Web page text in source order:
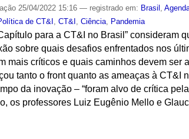
25/04/2022 15:16— registrado em: Brasil ,
de CT&I ,CT&I ,Ciência Pandemia
para a CT&I no Brasil” consideram
sobre quais desafios enfrentados nos
mais críticos e quais caminhos devem ser
tanto o front quanto as ameaças à CT&I
da inovação – “foram alvo de crítica
os professores Luiz Eugênio Mello e